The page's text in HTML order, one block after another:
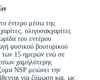
έντερο μέσω της
ολιγοσακχαρίτες
του εντέρου.
φυσικού βουτυρικού
των 15 ημερών ενώ σε
χαμηλότερης
NSP μειώνει την
για ζύμωση και, ως